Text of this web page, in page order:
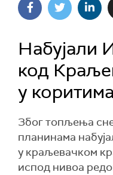
Набујали
код
у коритима
Због топљења
планинама
у краљевачком
испод нивоа